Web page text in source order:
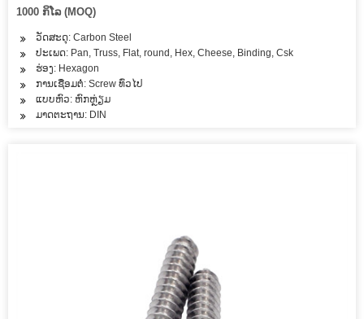
1000 ກິ​ໂລ (MOQ)
ວັດສະດຸ: Carbon Steel
ປະເພດ: Pan, Truss, Flat, round, Hex, Cheese, Binding, Csk
ຮ່ອງ: Hexagon
ການເຊື່ອມຕໍ່: Screw ທົ່ວໄປ
ແບບຫົວ: ຫົກຫຼ່ຽມ
ມາດຕະຖານ: DIN